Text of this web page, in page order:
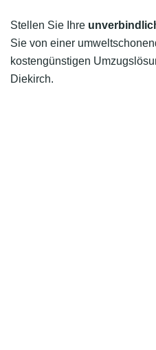
Stellen Sie Ihre
Sie von einer
kostengünstigen
Diekirch.